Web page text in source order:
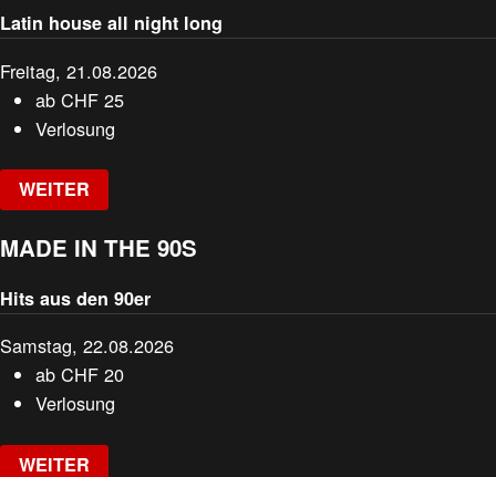
Latin house all night long
Freitag, 21.08.2026
abCHF 25
Verlosung
WEITER
MADE IN THE 90S
Hits aus den 90er
Samstag, 22.08.2026
abCHF 20
Verlosung
WEITER